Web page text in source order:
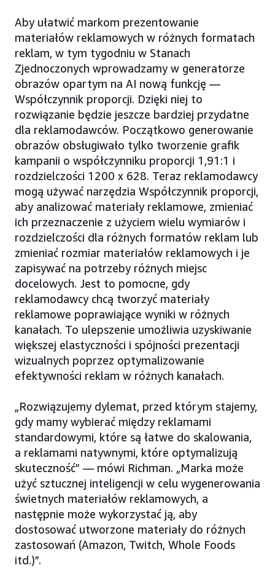
Aby ułatwić markom prezentowanie
materiałów reklamowych w różnych formatach
reklam, w tym tygodniu w Stanach
Zjednoczonych wprowadzamy w generatorze
obrazów opartym na AI nową funkcję —
Współczynnik proporcji. Dzięki niej to
rozwiązanie będzie jeszcze bardziej przydatne
dla reklamodawców. Początkowo generowanie
obrazów obsługiwało tylko tworzenie grafik
kampanii o współczynniku proporcji 1,91:1 i
rozdzielczości 1200 x 628. Teraz reklamodawcy
mogą używać narzędzia Współczynnik proporcji,
aby analizować materiały reklamowe, zmieniać
ich przeznaczenie z użyciem wielu wymiarów i
rozdzielczości dla różnych formatów reklam lub
zmieniać rozmiar materiałów reklamowych i je
zapisywać na potrzeby różnych miejsc
docelowych. Jest to pomocne, gdy
reklamodawcy chcą tworzyć materiały
reklamowe poprawiające wyniki w różnych
kanałach. To ulepszenie umożliwia uzyskiwanie
większej elastyczności i spójności prezentacji
wizualnych poprzez optymalizowanie
efektywności reklam w różnych kanałach.
„Rozwiązujemy dylemat, przed którym stajemy,
gdy mamy wybierać między reklamami
standardowymi, które są łatwe do skalowania,
a reklamami natywnymi, które optymalizują
skuteczność” — mówi Richman. „Marka może
użyć sztucznej inteligencji w celu wygenerowania
świetnych materiałów reklamowych, a
następnie może wykorzystać ją, aby
dostosować utworzone materiały do różnych
zastosowań (Amazon, Twitch, Whole Foods
itd.)”.